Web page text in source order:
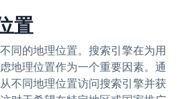
置
同的地理位置。搜索引擎在为用
地理位置作为一个重要因素。通
不同地理位置访问搜索引擎并获